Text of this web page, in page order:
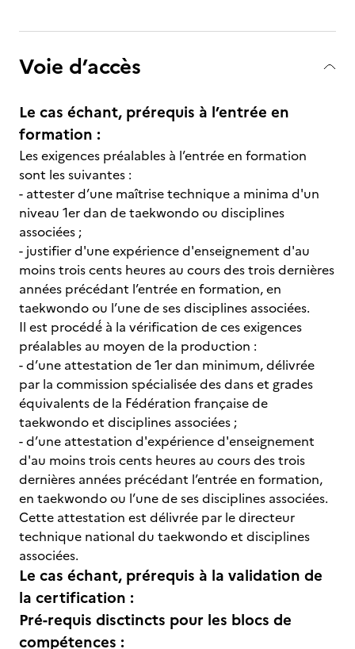
Voie d’accès
Le cas échant, prérequis à l’entrée en
formation :
Les exigences préalables à l’entrée en formation
sont les suivantes :
- attester d’une maîtrise technique a minima d'un
niveau 1er dan de taekwondo ou disciplines
associées ;
- justifier d'une expérience d'enseignement d'au
moins trois cents heures au cours des trois dernières
années précédant l’entrée en formation, en
taekwondo ou l’une de ses disciplines associées.
Il est procédé́ à la vérification de ces exigences
préalables au moyen de la production :
- d’une attestation de 1er dan minimum, délivrée
par la commission spécialisée des dans et grades
équivalents de la Fédération française de
taekwondo et disciplines associées ;
- d’une attestation d'expérience d'enseignement
d'au moins trois cents heures au cours des trois
dernières années précédant l’entrée en formation,
en taekwondo ou l’une de ses disciplines associées.
Cette attestation est délivrée par le directeur
technique national du taekwondo et disciplines
associées.
Le cas échant, prérequis à la validation de
la certification :
Pré-requis disctincts pour les blocs de
compétences :